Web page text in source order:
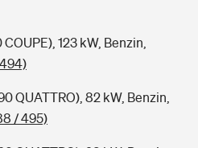
123 kW, Benzin,
QUATTRO), 82 kW, Benzin,
/ 495)